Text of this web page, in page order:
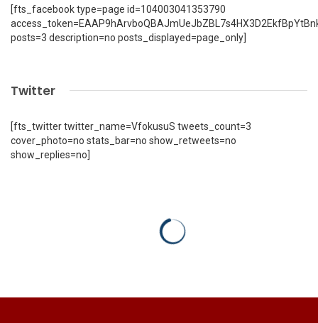
[fts_facebook type=page id=104003041353790
posts=3 description=no posts_displayed=page_only]
Twitter
[fts_twitter twitter_name=VfokusuS tweets_count=3
cover_photo=no stats_bar=no show_retweets=no
show_replies=no]